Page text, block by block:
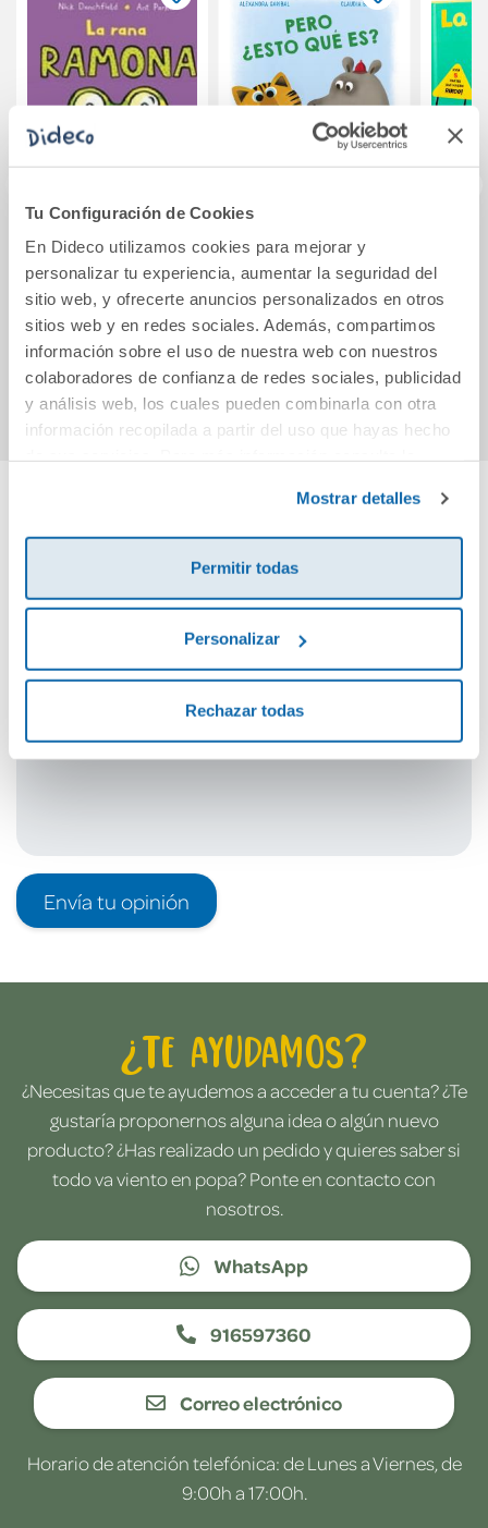
Tu Configuración de Cookies
En Dideco utilizamos cookies para mejorar y
personalizar tu experiencia, aumentar la seguridad del
sitio web, y ofrecerte anuncios personalizados en otros
sitios web y en redes sociales. Además, compartimos
información sobre el uso de nuestra web con nuestros
colaboradores de confianza de redes sociales, publicidad
y análisis web, los cuales pueden combinarla con otra
información recopilada a partir del uso que hayas hecho
Mostrar detalles
Permitir todas
Personalizar
Rechazar todas
La rana Ramona
12,95€
Comprar
Pero ¿esto qué es?
13,25€
Comprar
Cuéntanos tu opinión
Debes iniciar sesión para poder valorarlo
Envía tu opinión
¿Te ayudamos?
¿Necesitas que te ayudemos a acceder a tu cuenta? ¿Te
gustaría proponernos alguna idea o algún nuevo
producto? ¿Has realizado un pedido y quieres saber si
todo va viento en popa? Ponte en contacto con
nosotros.
WhatsApp
916597360
Correo electrónico
Horario de atención telefónica: de Lunes a Viernes, de
9:00h a 17:00h.